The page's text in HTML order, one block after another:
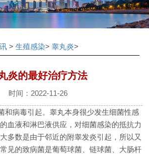
> 生殖感染> 睾丸炎>
炎的最好治疗方法
时间：2022-11-26
和病毒引起。睾丸本身很少发生细菌性感
血液和淋巴液供应，对细菌感染的抵抗力
多数是由于邻近的附睾发炎引起，所以又
见的致病菌是葡萄球菌、链球菌、大肠杆